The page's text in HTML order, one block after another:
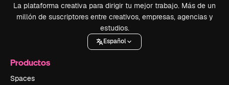
La plataforma creativa para dirigir tu mejor trabajo. Más de un
millón de suscriptores entre creativos, empresas, agencias y
estudios.
Español
Productos
Spaces